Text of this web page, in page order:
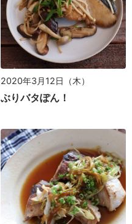
2020年3月12日（木）
ぶりバタぽん！